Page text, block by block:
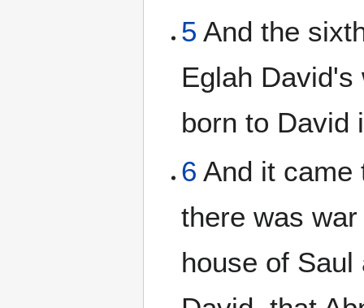
5 And the
Eglah David's
born to David
6 And it came
there was
house of